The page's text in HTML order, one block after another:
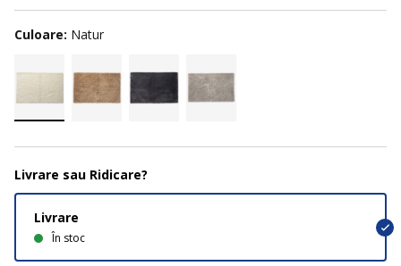
Culoare: Natur
Livrare sau Ridicare?
Livrare
În stoc